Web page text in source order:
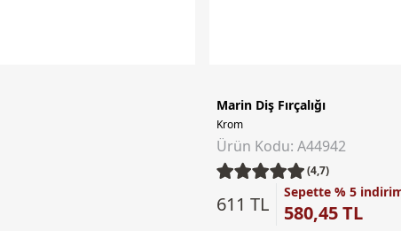
Marin Diş Fırçalığı
Krom
Ürün Kodu: A44942
(4,7)
611 TL
Sepette % 5
580,45 TL